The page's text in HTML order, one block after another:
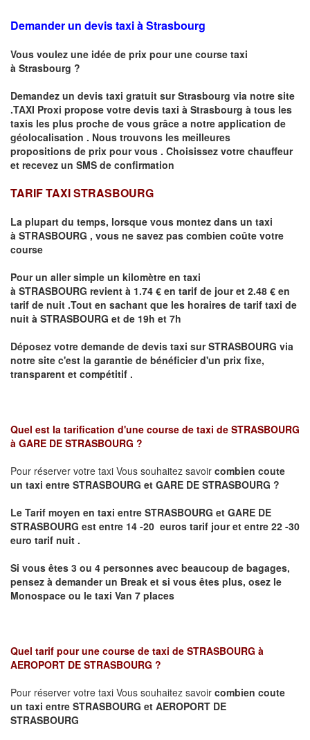
Demander un devis taxi à Strasbourg
Vous voulez une idée de prix pour une course taxi
à Strasbourg ?
Demandez un devis taxi gratuit surStrasbourg via notre site
.TAXI Proxi propose votre devis taxi à Strasbourg à tous les
taxis les plus proche de vous grâce a notre application de
géolocalisation . Nous trouvons les meilleures
propositions de prix pour vous . Choisissez votre chauffeur
et recevez un SMS de confirmation
TARIF TAXI STRASBOURG
La plupart du temps, lorsque vous montez dans un taxi
à STRASBOURG , vous ne savez pas combien coûte votre
course
Pour un aller simple un kilomètre en taxi
à STRASBOURG revient à 1.74 € en tarif de jour et 2.48 € en
tarif de nuit .Tout en sachant que les horaires de tarif taxi de
nuit à STRASBOURG et de 19h et 7h
Déposez votre demande de devis taxi surSTRASBOURG via
notre site c'est la garantie de bénéficier d'un prix fixe,
transparent et compétitif .
Quel est la tarification d'une course de taxi de STRASBOURG
à GARE DE STRASBOURG ?
Pour réserver votre taxi Vous souhaitez savoir combien coute
un taxi entre STRASBOURG et GARE DE STRASBOURG ?
Le Tarif moyen en taxi entre STRASBOURG et GARE DE
STRASBOURG est entre 14 -20 euros tarif jour et entre 22 -30
euro tarif nuit .
Si vous êtes 3 ou 4 personnes avec beaucoup de bagages,
pensez à demander un Break et si vous êtes plus, osez le
Monospace ou le taxi Van 7 places
Quel tarif pour une course de taxi de STRASBOURG à
AEROPORT DE STRASBOURG ?
Pour réserver votre taxi Vous souhaitez savoir combien coute
un taxi entre STRASBOURG et AEROPORT DE
STRASBOURG